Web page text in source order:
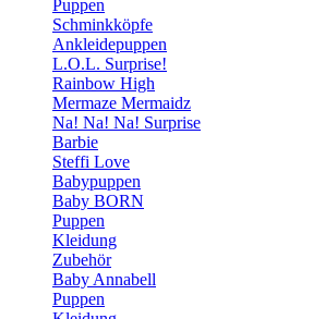
Puppen
Schminkköpfe
Ankleidepuppen
L.O.L. Surprise!
Rainbow High
Mermaze Mermaidz
Na! Na! Na! Surprise
Barbie
Steffi Love
Babypuppen
Baby BORN
Puppen
Kleidung
Zubehör
Baby Annabell
Puppen